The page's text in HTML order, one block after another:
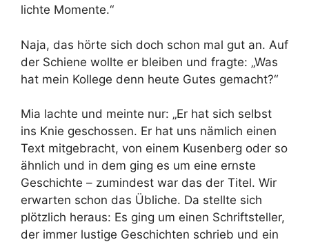
lichte Momente.“
Naja, das hörte sich doch schon mal gut an. Auf
der Schiene wollte er bleiben und fragte: „Was
hat mein Kollege denn heute Gutes gemacht?“
Mia lachte und meinte nur: „Er hat sich selbst
ins Knie geschossen. Er hat uns nämlich einen
Text mitgebracht, von einem Kusenberg oder so
ähnlich und in dem ging es um eine ernste
Geschichte – zumindest war das der Titel. Wir
erwarten schon das Übliche. Da stellte sich
plötzlich heraus: Es ging um einen Schriftsteller,
der immer lustige Geschichten schrieb und ein